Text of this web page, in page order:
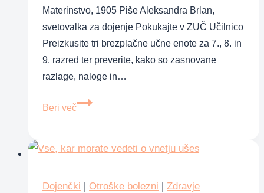
Materinstvo, 1905 Piše Aleksandra Brlan,
svetovalka za dojenje Pokukajte v ZUČ Učilnico
Preizkusite tri brezplačne učne enote za 7., 8. in
9. razred ter preverite, kako so zasnovane
razlage, naloge in…
Beri več
V
je
mleko
Dojenčki Otroške bolezni Zdravje